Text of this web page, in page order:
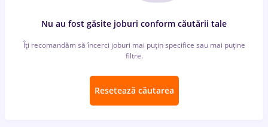
Nu au fost găsite joburi conform căutării tale
Îți recomandăm să încerci joburi mai puțin specifice sau mai puține
filtre.
Resetează căutarea